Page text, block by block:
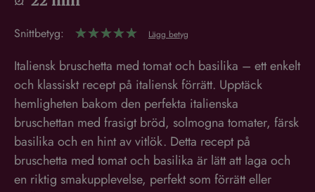
Snittbetyg: ☆
Italiensk bruschetta med tomat och basilika – ett enkelt
och klassiskt recept på italiensk förrätt. Upptäck
hemligheten bakom den perfekta italienska
bruschettan med frasigt bröd, solmogna tomater, färsk
basilika och en hint av vitlök. Detta recept på
bruschetta med tomat och basilika är lätt att laga och
en riktig smakupplevelse, perfekt som förrätt eller
mellanmål.
Denna webbplats använder cookies
Vi använder cookies för att anpassa innehåll, annonser
och för att analysera vår trafik. Vi delar också information
om din användning av vår webbplats med våra reklam-
och analyspartners som kan kombinera den med annan
information som du har tillhandahållit dem eller som de
har samlat in från din användning av deras tjänster.